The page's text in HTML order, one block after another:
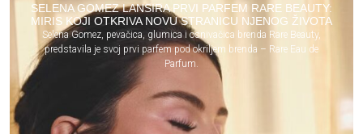
SELENA GOMEZ LANSIRA PRVI PARFEM RARE BEAUTY:
MIRIS KOJI OTKRIVA NOVU STRANICU NJENOG ŽIVOTA
Selena Gomez, pevačica, glumica i osnivačica brenda Rare Beauty,
predstavila je svoj prvi parfem pod okriljem brenda – Rare Eau de
Parfum.